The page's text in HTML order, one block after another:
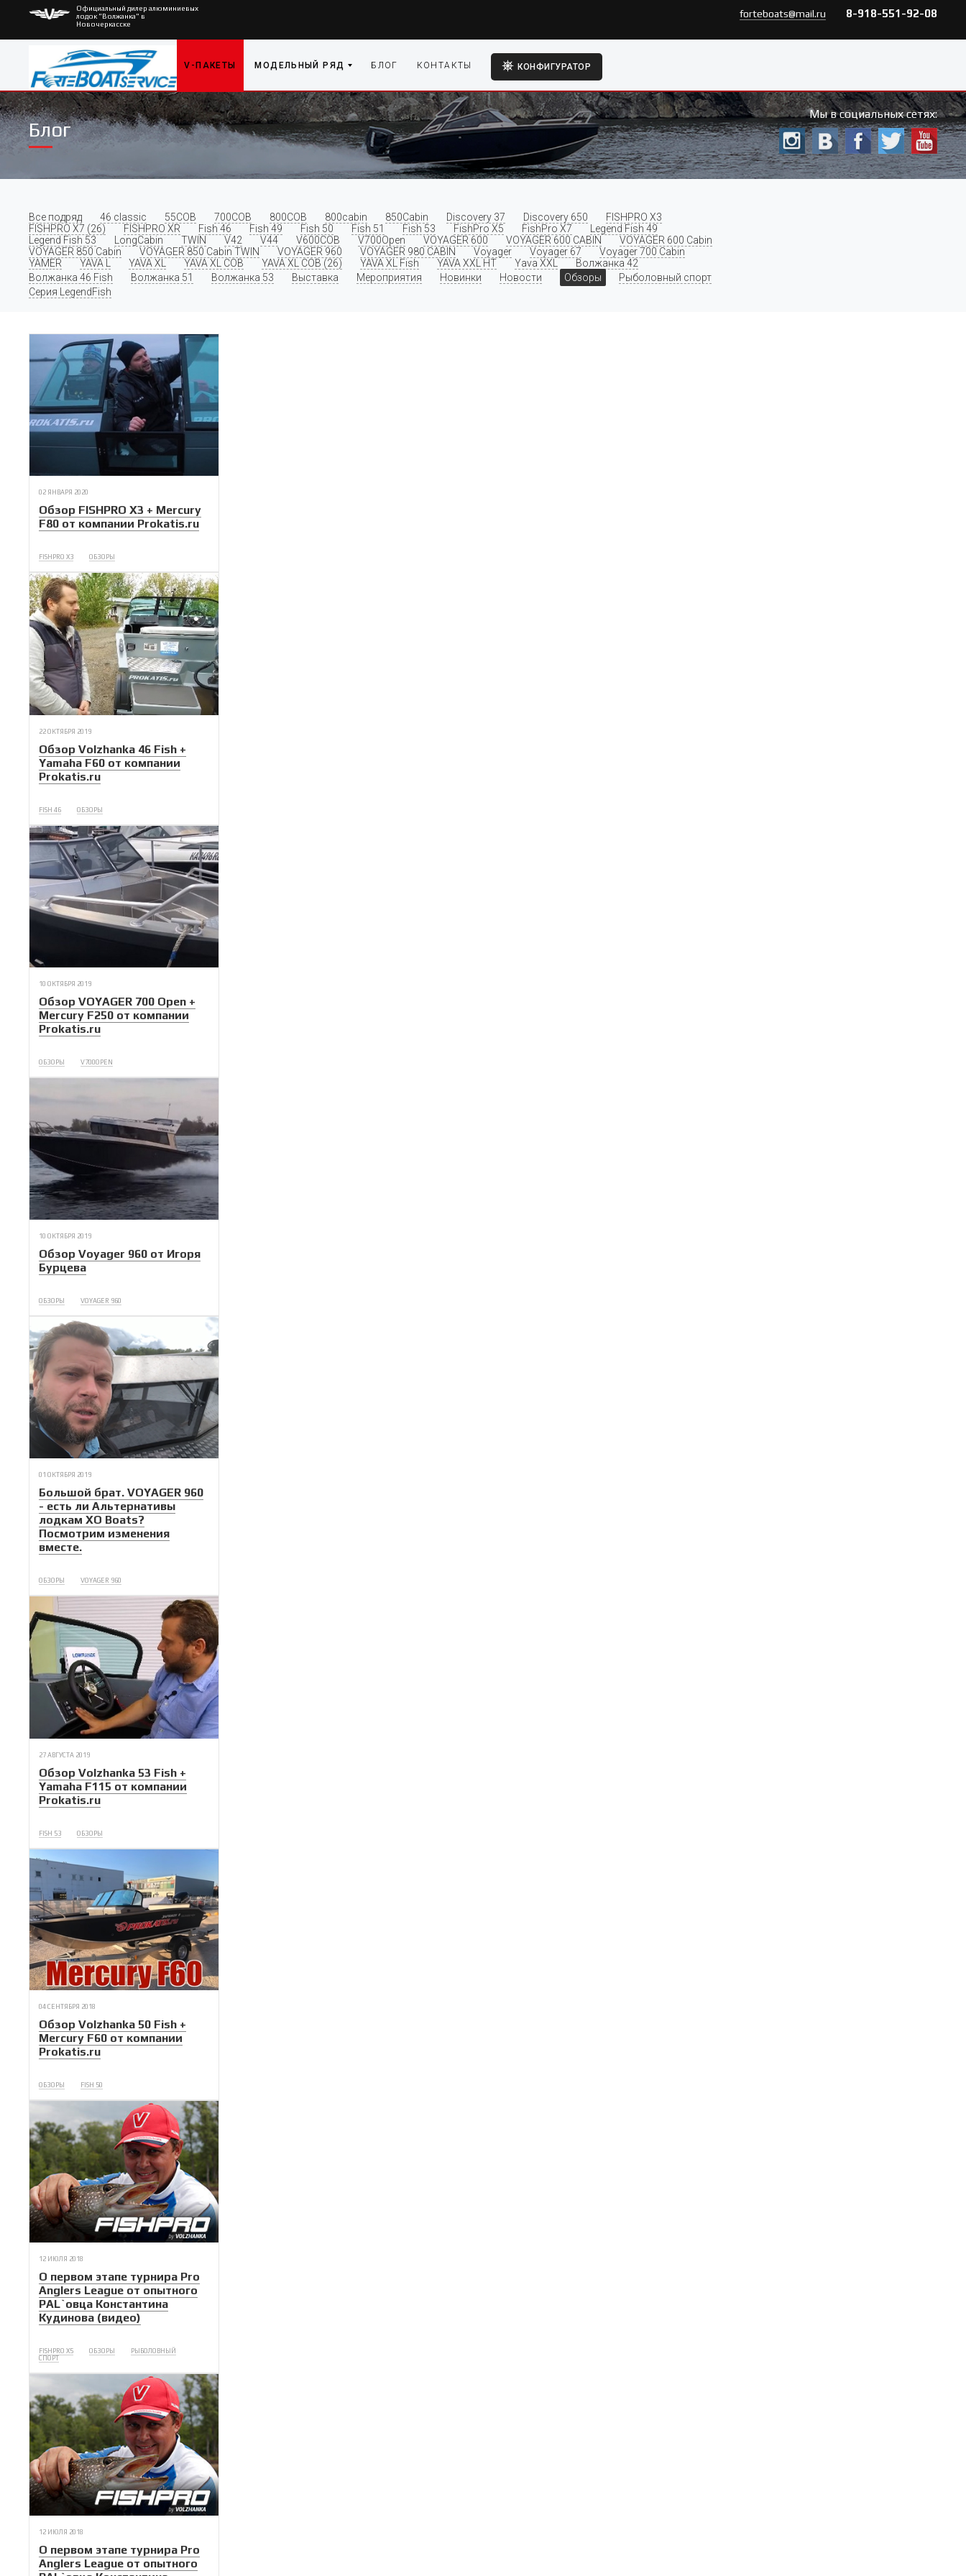
Официальный дилер алюминиевых
лодок "Волжанка" в
Новочеркасске
forteboats@mail.ru 8-918-551-92-08
V-ПАКЕТЫ МОДЕЛЬНЫЙ РЯД БЛОГ КОНТАКТЫ КОНФИГУРАТОР
Блог
Мы в социальных сетях:
Все подряд 46 classic 55COB 700COB 800COB 800cabin 850Cabin Discovery 37 Discovery 650
FISHPRO X3
FISHPRO X7 (26)
FISHPRO XR Fish 46 Fish 49 Fish 50 Fish 51 Fish 53 FishPro X5 FishPro X7
Legend Fish 49
Legend Fish 53
LongCabin TWIN V42 V44 V600COB V700Open VOYAGER 600 VOYAGER 600 CABIN
VOYAGER 600 Cabin
VOYAGER 850 Cabin
VOYAGER 850 Cabin TWIN VOYAGER 960 VOYAGER 980 CABIN Voyager Voyager 67
Voyager 700 Cabin
YAMER
YAVA L YAVA XL YAVA XL COB YAVA XL COB (26) YAVA XL Fish YAVA XXL HT Yava XXL
Волжанка 42
Волжанка 46 Fish
Волжанка 51 Волжанка 53 Выставка Мероприятия Новинки Новости Обзоры
Рыболовный спорт
Серия LegendFish
02 ЯНВАРЯ 2020
Обзор FISHPRO X3 + Mercury
F80 от компании Prokatis.ru
FISHPRO X3 ОБЗОРЫ
22 ОКТЯБРЯ 2019
Обзор Volzhanka 46 Fish +
Yamaha F60 от компании
Prokatis.ru
FISH 46 ОБЗОРЫ
10 ОКТЯБРЯ 2019
Обзор VOYAGER 700 Open +
Mercury F250 от компании
Prokatis.ru
ОБЗОРЫ V700OPEN
10 ОКТЯБРЯ 2019
Обзор Voyager 960 от Игоря
Бурцева
ОБЗОРЫ VOYAGER 960
01 ОКТЯБРЯ 2019
Большой брат. VOYAGER 960
- есть ли Альтернативы
лодкам XO Boats?
Посмотрим изменения
вместе.
ОБЗОРЫ VOYAGER 960
27 АВГУСТА 2019
Обзор Volzhanka 53 Fish +
Yamaha F115 от компании
Prokatis.ru
FISH 53 ОБЗОРЫ
04 СЕНТЯБРЯ 2018
Обзор Volzhanka 50 Fish +
Mercury F60 от компании
Prokatis.ru
ОБЗОРЫ FISH 50
12 ИЮЛЯ 2018
О первом этапе турнира Pro
Anglers League от опытного
PAL`овца Константина
Кудинова (видео)
FISHPRO X5 ОБЗОРЫ
РЫБОЛОВНЫЙ
СПОРТ
12 ИЮЛЯ 2018
О первом этапе турнира Pro
Anglers League от опытного